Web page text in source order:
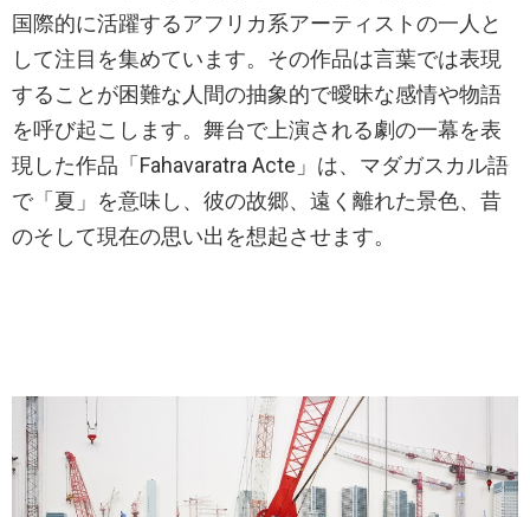
国際的に活躍するアフリカ系アーティストの一人と
して注目を集めています。その作品は言葉では表現
することが困難な人間の抽象的で曖昧な感情や物語
を呼び起こします。舞台で上演される劇の一幕を表
現した作品「Fahavaratra Acte」は、マダガスカル語
で「夏」を意味し、彼の故郷、遠く離れた景色、昔
のそして現在の思い出を想起させます。